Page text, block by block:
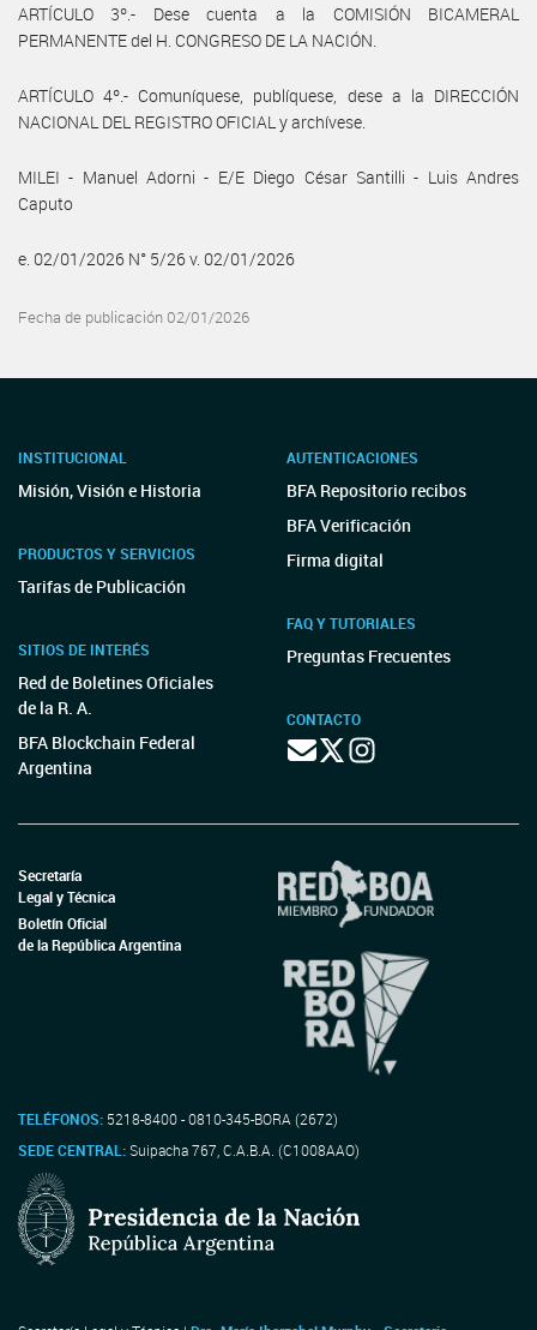
ARTÍCULO 3º.- Dese cuenta a la COMISIÓN BICAMERAL
PERMANENTE del H. CONGRESO DE LA NACIÓN.
ARTÍCULO 4º.- Comuníquese, publíquese, dese a la DIRECCIÓN
NACIONAL DEL REGISTRO OFICIAL y archívese.
MILEI - Manuel Adorni - E/E Diego César Santilli - Luis Andres
Caputo
e. 02/01/2026 N° 5/26 v. 02/01/2026
Fecha de publicación 02/01/2026
INSTITUCIONAL
Misión, Visión e Historia
PRODUCTOS Y SERVICIOS
Tarifas de Publicación
SITIOS DE INTERÉS
Red de Boletines Oficiales
de la R. A.
BFA Blockchain Federal
Argentina
AUTENTICACIONES
BFA Repositorio recibos
BFA Verificación
Firma digital
FAQ Y TUTORIALES
Preguntas Frecuentes
CONTACTO
Secretaría
Legal y Técnica
Boletín Oficial
de la República Argentina
TELÉFONOS: 5218-8400 - 0810-345-BORA (2672)
SEDE CENTRAL:Suipacha 767, C.A.B.A. (C1008AAO)